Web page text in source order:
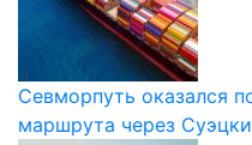
Севморпуть оказался
маршрута через